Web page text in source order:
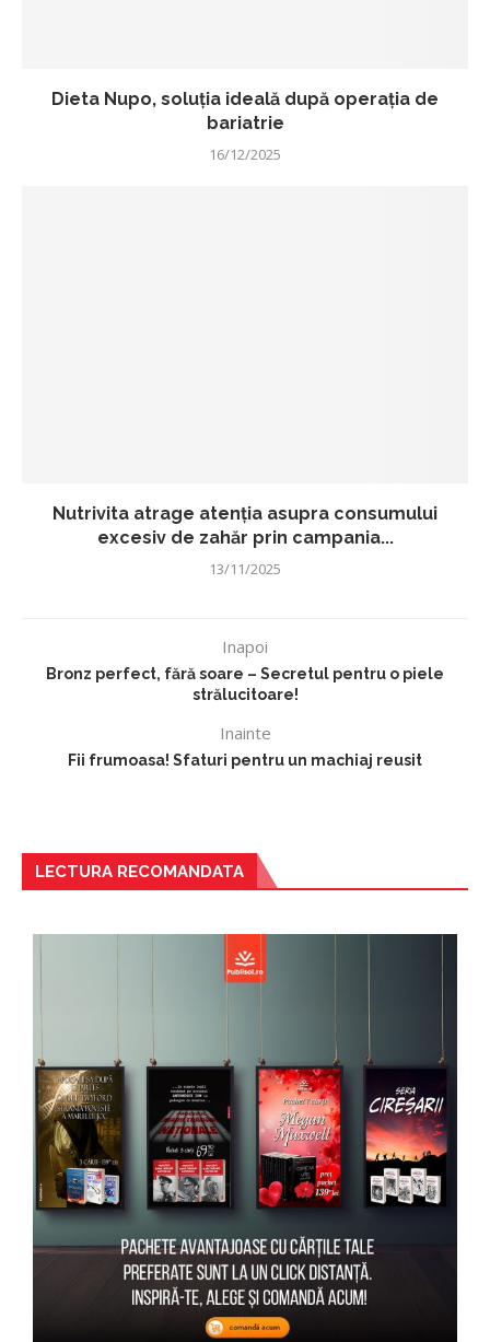
Dieta Nupo, soluția ideală după operația de
bariatrie
16/12/2025
Nutrivita atrage atenția asupra consumului
excesiv de zahăr prin campania...
13/11/2025
Inapoi
Bronz perfect, fără soare – Secretul pentru o piele
strălucitoare!
Inainte
Fii frumoasa! Sfaturi pentru un machiaj reusit
LECTURA RECOMANDATA